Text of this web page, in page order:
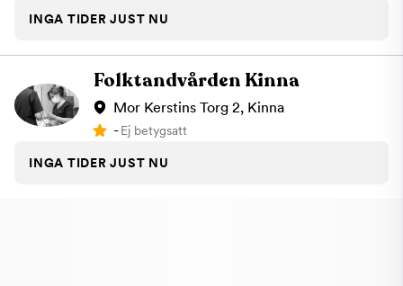
INGA TIDER JUST NU
Folktandvården Kinna
Mor Kerstins Torg 2, Kinna
-Ej betygsatt
INGA TIDER JUST NU